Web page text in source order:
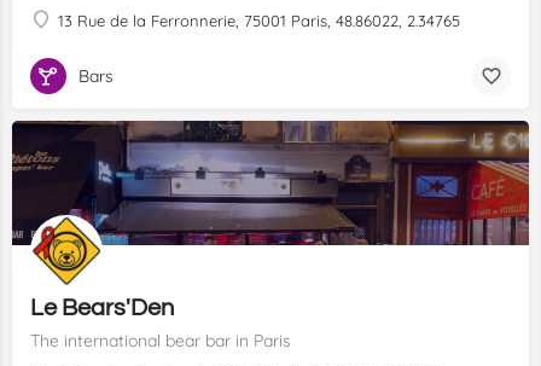
13 Rue de la Ferronnerie, 75001 Paris, 48.86022, 2.34765
Bars
Le Bears'Den
The international bear bar in Paris